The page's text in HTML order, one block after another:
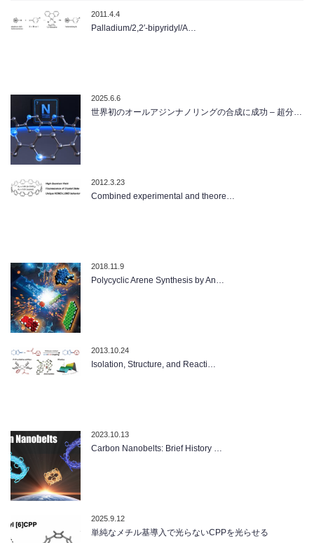
2011.4.4
Palladium/2,2′-bipyridyl/A…
2025.6.6
世界初のオールアジンナノリングの合成に成功 – 超分…
2012.3.23
Combined experimental and theore…
2018.11.9
Polycyclic Arene Synthesis by An…
2013.10.24
Isolation, Structure, and Reacti…
2023.10.13
Carbon Nanobelts: Brief History …
2025.9.12
単純なメチル基導入で光らないCPPを光らせる